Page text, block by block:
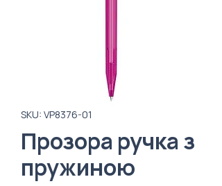
SKU: VP8376-01
Прозора ручка з
пружиною